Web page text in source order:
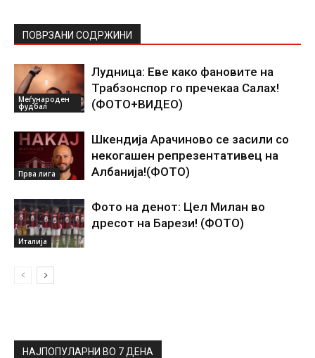
ПОВРЗАНИ СОДРЖИНИ
Меѓународен
фудбал
Лудница: Еве како фановите на
Трабзонспор го пречекаа Салах!
(ФОТО+ВИДЕО)
Прва лига
Шкендија Арачиново се засили со
некогашен репрезентативец на
Албанија!(ФОТО)
Италија
Фото на денот: Цел Милан во
дресот на Барези! (ФОТО)
НАЈПОПУЛАРНИ ВО 7 ДЕНА